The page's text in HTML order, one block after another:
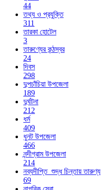
44
তথ্য ও প্রযুক্তি
311
তারকা হোটেল
3
তারুণ্যের কন্ঠস্বর
24
দিবস
298
দুপচাঁচিয়া উপজেলা
189
দুর্ঘটনা
212
ধর্ম
409
ধুনট উপজেলা
466
নন্দীগ্রাম উপজেলা
214
নব্যদীপ্তি_শুদ্ধ চিন্তায় তারুণ্য
69